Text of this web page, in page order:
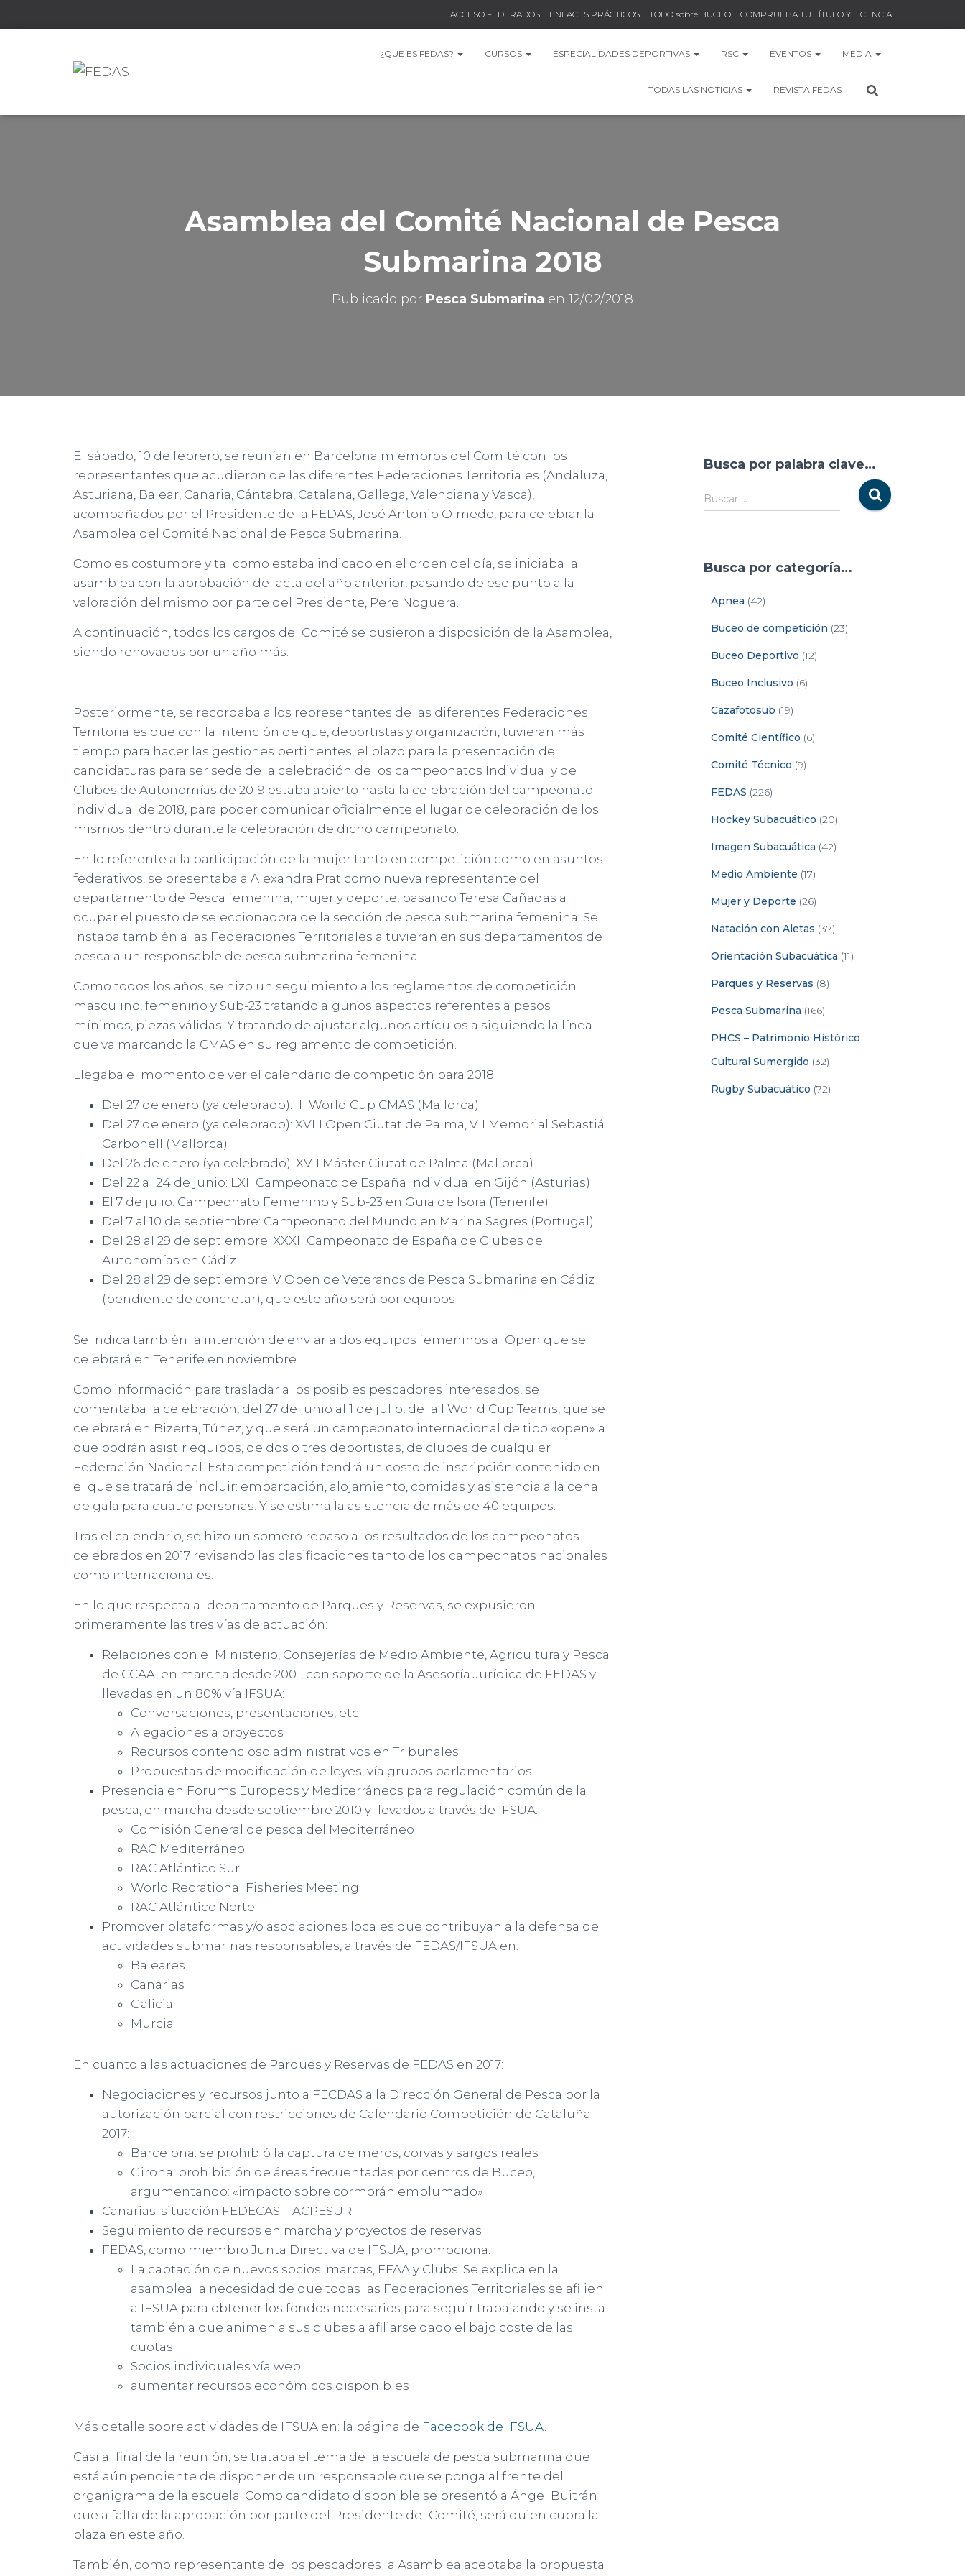
ACCESO FEDERADOS ENLACES PRÁCTICOS TODO sobre BUCEO COMPRUEBA TU TÍTULO Y LICENCIA
¿QUE ES FEDAS? CURSOS ESPECIALIDADES DEPORTIVAS RSC EVENTOS MEDIA
TODAS LAS NOTICIAS REVISTA FEDAS
Asamblea del Comité Nacional de Pesca
Submarina 2018
Publicado por Pesca Submarina en 12/02/2018
El sábado, 10 de febrero, se reunían en Barcelona miembros del Comité con los
representantes que acudieron de las diferentes Federaciones Territoriales (Andaluza,
Asturiana, Balear, Canaria, Cántabra, Catalana, Gallega, Valenciana y Vasca),
acompañados por el Presidente de la FEDAS, José Antonio Olmedo, para celebrar la
Asamblea del Comité Nacional de Pesca Submarina.
Como es costumbre y tal como estaba indicado en el orden del día, se iniciaba la
asamblea con la aprobación del acta del año anterior, pasando de ese punto a la
valoración del mismo por parte del Presidente, Pere Noguera.
A continuación, todos los cargos del Comité se pusieron a disposición de la Asamblea,
siendo renovados por un año más.
Posteriormente, se recordaba a los representantes de las diferentes Federaciones
Territoriales que con la intención de que, deportistas y organización, tuvieran más
tiempo para hacer las gestiones pertinentes, el plazo para la presentación de
candidaturas para ser sede de la celebración de los campeonatos Individual y de
Clubes de Autonomías de 2019 estaba abierto hasta la celebración del campeonato
individual de 2018, para poder comunicar oficialmente el lugar de celebración de los
mismos dentro durante la celebración de dicho campeonato.
En lo referente a la participación de la mujer tanto en competición como en asuntos
federativos, se presentaba a Alexandra Prat como nueva representante del
departamento de Pesca femenina, mujer y deporte, pasando Teresa Cañadas a
ocupar el puesto de seleccionadora de la sección de pesca submarina femenina. Se
instaba también a las Federaciones Territoriales a tuvieran en sus departamentos de
pesca a un responsable de pesca submarina femenina.
Como todos los años, se hizo un seguimiento a los reglamentos de competición
masculino, femenino y Sub-23 tratando algunos aspectos referentes a pesos
mínimos, piezas válidas. Y tratando de ajustar algunos artículos a siguiendo la línea
que va marcando la CMAS en su reglamento de competición.
Llegaba el momento de ver el calendario de competición para 2018:
Del 27 de enero (ya celebrado): III World Cup CMAS (Mallorca)
Del 27 de enero (ya celebrado): XVIII Open Ciutat de Palma, VII Memorial Sebastiá
Carbonell (Mallorca)
Del 26 de enero (ya celebrado): XVII Máster Ciutat de Palma (Mallorca)
Del 22 al 24 de junio: LXII Campeonato de España Individual en Gijón (Asturias)
El 7 de julio: Campeonato Femenino y Sub-23 en Guia de Isora (Tenerife)
Del 7 al 10 de septiembre: Campeonato del Mundo en Marina Sagres (Portugal)
Del 28 al 29 de septiembre: XXXII Campeonato de España de Clubes de
Autonomías en Cádiz
Del 28 al 29 de septiembre: V Open de Veteranos de Pesca Submarina en Cádiz
(pendiente de concretar), que este año será por equipos
Se indica también la intención de enviar a dos equipos femeninos al Open que se
celebrará en Tenerife en noviembre.
Como información para trasladar a los posibles pescadores interesados, se
comentaba la celebración, del 27 de junio al 1 de julio, de la I World Cup Teams, que se
celebrará en Bizerta, Túnez, y que será un campeonato internacional de tipo «open» al
que podrán asistir equipos, de dos o tres deportistas, de clubes de cualquier
Federación Nacional. Esta competición tendrá un costo de inscripción contenido en
el que se tratará de incluir: embarcación, alojamiento, comidas y asistencia a la cena
de gala para cuatro personas. Y se estima la asistencia de más de 40 equipos.
Tras el calendario, se hizo un somero repaso a los resultados de los campeonatos
celebrados en 2017 revisando las clasificaciones tanto de los campeonatos nacionales
como internacionales.
En lo que respecta al departamento de Parques y Reservas, se expusieron
primeramente las tres vías de actuación:
Relaciones con el Ministerio, Consejerías de Medio Ambiente, Agricultura y Pesca
de CCAA, en marcha desde 2001, con soporte de la Asesoría Jurídica de FEDAS y
llevadas en un 80% vía IFSUA:
Conversaciones, presentaciones, etc
Alegaciones a proyectos
Recursos contencioso administrativos en Tribunales
Propuestas de modificación de leyes, vía grupos parlamentarios
Presencia en Forums Europeos y Mediterráneos para regulación común de la
pesca, en marcha desde septiembre 2010 y llevados a través de IFSUA:
Comisión General de pesca del Mediterráneo
RAC Mediterráneo
RAC Atlántico Sur
World Recrational Fisheries Meeting
RAC Atlántico Norte
Promover plataformas y/o asociaciones locales que contribuyan a la defensa de
actividades submarinas responsables, a través de FEDAS/IFSUA en:
Baleares
Canarias
Galicia
Murcia
En cuanto a las actuaciones de Parques y Reservas de FEDAS en 2017:
Negociaciones y recursos junto a FECDAS a la Dirección General de Pesca por la
autorización parcial con restricciones de Calendario Competición de Cataluña
2017:
Barcelona: se prohibió la captura de meros, corvas y sargos reales
Girona: prohibición de áreas frecuentadas por centros de Buceo,
argumentando: «impacto sobre cormorán emplumado»
Canarias: situación FEDECAS – ACPESUR
Seguimiento de recursos en marcha y proyectos de reservas
FEDAS, como miembro Junta Directiva de IFSUA, promociona:
La captación de nuevos socios: marcas, FFAA y Clubs. Se explica en la
asamblea la necesidad de que todas las Federaciones Territoriales se afilien
a IFSUA para obtener los fondos necesarios para seguir trabajando y se insta
también a que animen a sus clubes a afiliarse dado el bajo coste de las
cuotas.
Socios individuales vía web
aumentar recursos económicos disponibles
Más detalle sobre actividades de IFSUA en: la página de Facebook de IFSUA.
Casi al final de la reunión, se trataba el tema de la escuela de pesca submarina que
está aún pendiente de disponer de un responsable que se ponga al frente del
organigrama de la escuela. Como candidato disponible se presentó a Ángel Buitrán
que a falta de la aprobación por parte del Presidente del Comité, será quien cubra la
plaza en este año.
También, como representante de los pescadores la Asamblea aceptaba la propuesta
Busca por palabra clave…
Buscar …
Busca por categoría…
Apnea (42)
Buceo de competición (23)
Buceo Deportivo (12)
Buceo Inclusivo (6)
Cazafotosub (19)
Comité Científico (6)
Comité Técnico (9)
FEDAS (226)
Hockey Subacuático (20)
Imagen Subacuática (42)
Medio Ambiente (17)
Mujer y Deporte (26)
Natación con Aletas (37)
Orientación Subacuática (11)
Parques y Reservas (8)
Pesca Submarina (166)
PHCS – Patrimonio Histórico
Cultural Sumergido (32)
Rugby Subacuático (72)